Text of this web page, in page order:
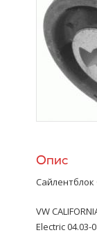
Опис
Сайлентблок
VW
Electric 04.03-